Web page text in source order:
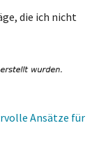
die ich nicht
Ansätze für